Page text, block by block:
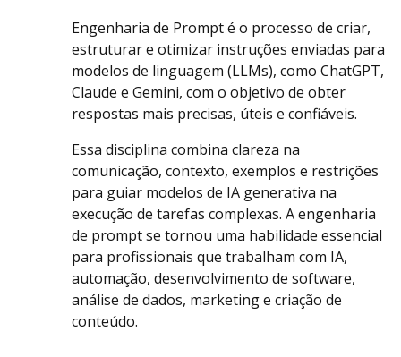
Engenharia de Prompt é o processo de criar,
estruturar e otimizar instruções enviadas para
modelos de linguagem (LLMs), como ChatGPT,
Claude e Gemini, com o objetivo de obter
respostas mais precisas, úteis e confiáveis.
Essa disciplina combina clareza na
comunicação, contexto, exemplos e restrições
para guiar modelos de IA generativa na
execução de tarefas complexas. A engenharia
de prompt se tornou uma habilidade essencial
para profissionais que trabalham com IA,
automação, desenvolvimento de software,
análise de dados, marketing e criação de
conteúdo.